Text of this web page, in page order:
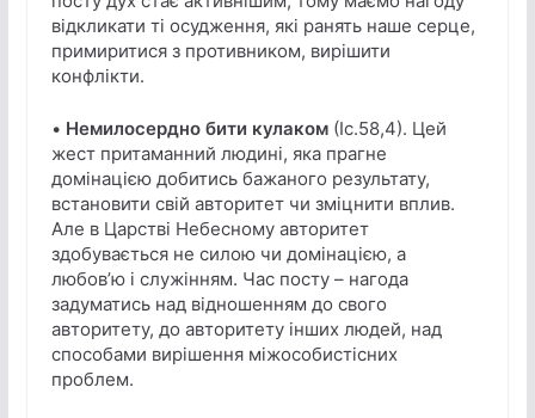
відкликати ті осудження, які ранять наше серце,
примиритися з противником, вирішити
конфлікти.
• Немилосердно бити кулаком (Іс.58,4). Цей
жест притаманний людині, яка прагне
домінацією добитись бажаного результату,
встановити свій авторитет чи зміцнити вплив.
Але в Царстві Небесному авторитет
здобувається не силою чи домінацією, а
любов’ю і служінням. Час посту – нагода
задуматись над відношенням до свого
авторитету, до авторитету інших людей, над
способами вирішення міжособистісних
проблем.